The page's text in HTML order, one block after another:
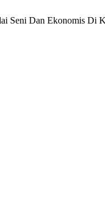
Seni Dan Ekonomis Di